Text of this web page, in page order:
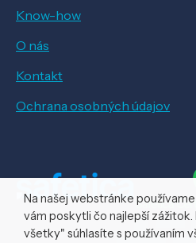
Know-how
O nás
Kontakt
Ochrana osobných údajov
Na našej webstránke
vám poskytli čo najlepší
všetky" súhlasíte s používaním